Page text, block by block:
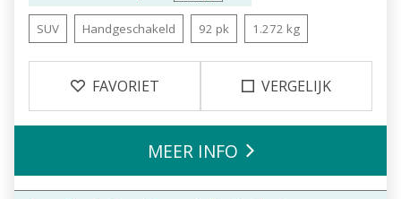
SUV Handgeschakeld 92 pk 1.272 kg
FAVORIET VERGELIJK
MEER INFO